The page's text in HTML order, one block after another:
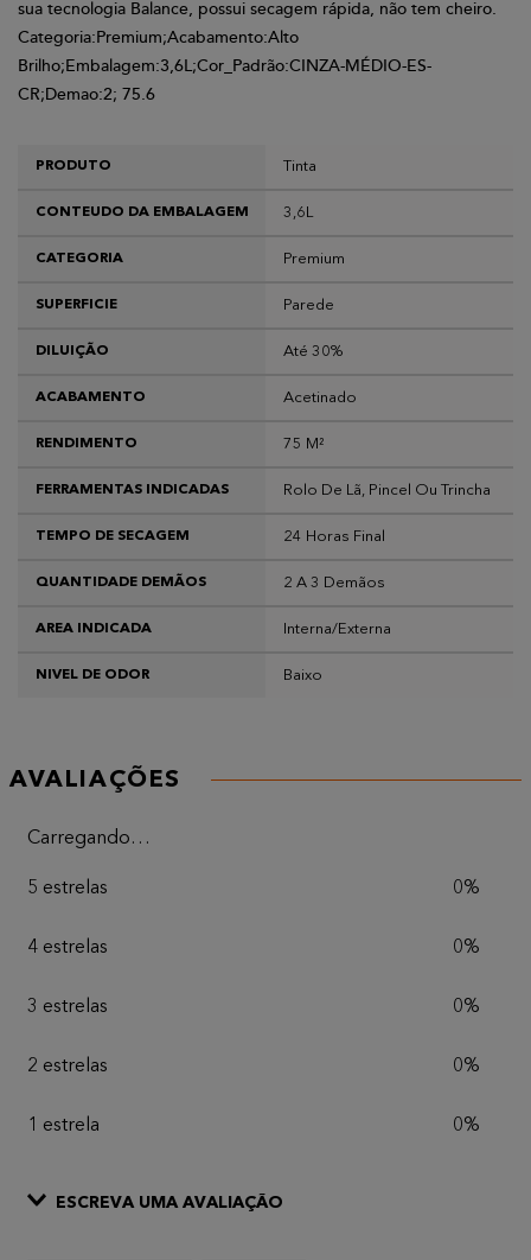
sua tecnologia Balance, possui secagem rápida, não tem cheiro.
Categoria:Premium;Acabamento:Alto
Brilho;Embalagem:3,6L;Cor_Padrão:CINZA-MÉDIO-ES-
CR;Demao:2; 75.6
PRODUTO Tinta
CONTEUDO DA EMBALAGEM 3,6L
CATEGORIA Premium
SUPERFICIE Parede
DILUIÇÃO Até 30%
ACABAMENTO Acetinado
RENDIMENTO 75 M²
FERRAMENTAS INDICADAS Rolo De Lã, Pincel Ou Trincha
TEMPO DE SECAGEM 24 Horas Final
QUANTIDADE DEMÃOS 2 A 3 Demãos
AREA INDICADA Interna/Externa
NIVEL DE ODOR Baixo
AVALIAÇÕES
Carregando…
5 estrelas 0%
4 estrelas 0%
3 estrelas 0%
2 estrelas 0%
1 estrela 0%
ESCREVA UMA AVALIAÇÃO